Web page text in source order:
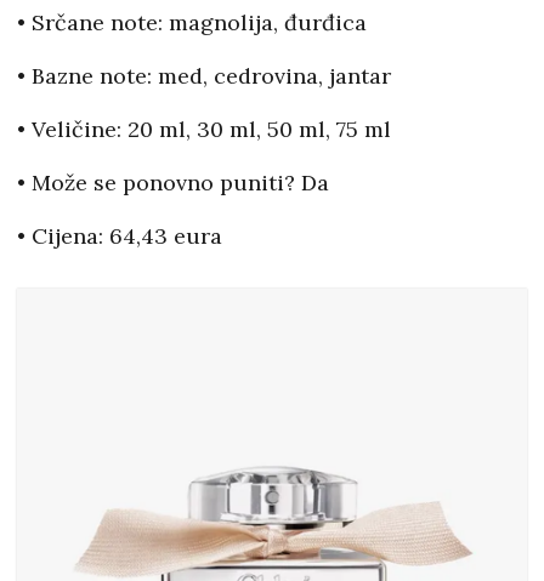
• Srčane note: magnolija, đurđica
• Bazne note: med, cedrovina, jantar
• Veličine: 20 ml, 30 ml, 50 ml, 75 ml
• Može se ponovno puniti? Da
• Cijena: 64,43 eura